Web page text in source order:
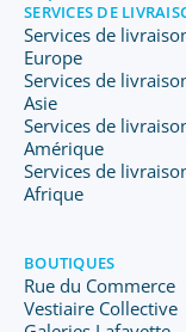
SERVICES DE
Services de
Europe
Services de
Asie
Services de
Amérique
Services de
Afrique
BOUTIQUES
Rue du Commerce
Vestiaire Collective